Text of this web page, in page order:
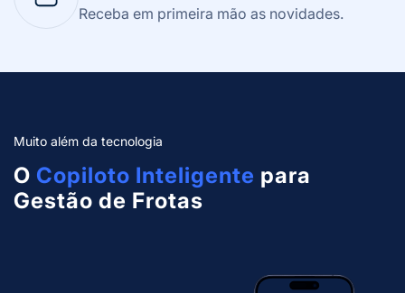
Receba em primeira mão as novidades.
Muito além da tecnologia
O Copiloto Inteligente para
Gestão de Frotas